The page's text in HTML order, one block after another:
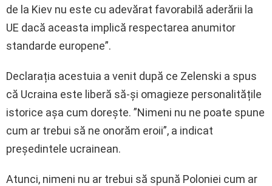
de la Kiev nu este cu adevărat favorabilă aderării la
UE dacă aceasta implică respectarea anumitor
standarde europene”.
Declarația acestuia a venit după ce Zelenski a spus
că Ucraina este liberă să-și omagieze personalitățile
istorice așa cum dorește. ”Nimeni nu ne poate spune
cum ar trebui să ne onorăm eroii”, a indicat
președintele ucrainean.
Atunci, nimeni nu ar trebui să spună Poloniei cum ar